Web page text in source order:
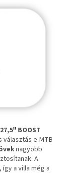
BOOST
választás e-MTB
nagyobb
A
a villa még a